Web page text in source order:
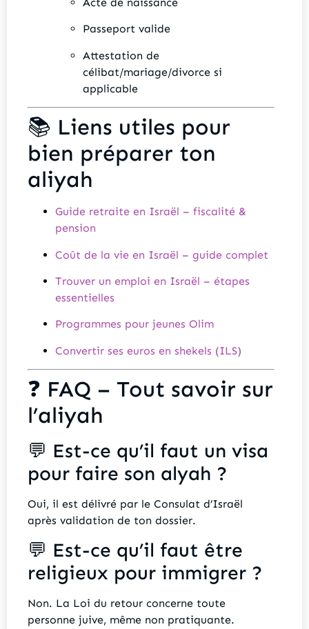
Passeport valide
Attestation de
célibat/mariage/divorce si
applicable
📚 Liens utiles pour
bien préparer ton
aliyah
Guide retraite en Israël – fiscalité &
pension
Coût de la vie en Israël – guide complet
Trouver un emploi en Israël – étapes
essentielles
Programmes pour jeunes Olim
Convertir ses euros en shekels (ILS)
❓ FAQ – Tout savoir sur
l’aliyah
💬 Est-ce qu’il faut un visa
pour faire son alyah ?
Oui, il est délivré par le Consulat d’Israël
après validation de ton dossier.
💬 Est-ce qu’il faut être
religieux pour immigrer ?
Non. La Loi du retour concerne toute
personne juive, même non pratiquante.